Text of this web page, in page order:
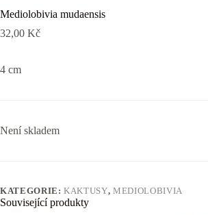
Mediolobivia mudaensis
32,00 Kč
4 cm
Není skladem
KATEGORIE:KAKTUSY,MEDIOLOBIVIA
Související produkty